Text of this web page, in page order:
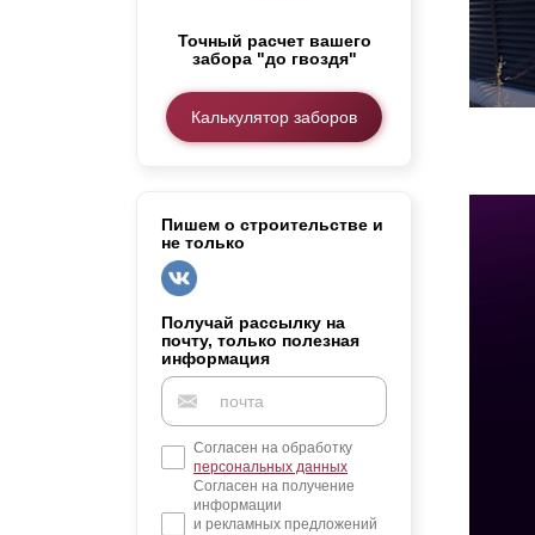
Элитные заборы для коттеджей
Забор на участок 10 соток
Заборы и ограждения для дома
Точный расчет вашего
забора "до гвоздя"
Калькулятор заборов
Пишем о строительстве и
не только
Получай рассылку на
почту, только полезная
информация
Согласен на обработку
персональных данных
Согласен на получение
информации
и рекламных предложений